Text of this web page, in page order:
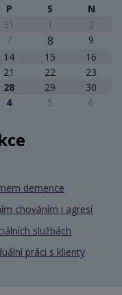
P S
N
31 1
2
7 8
9
14 15
16
21 22
23
28 29
30
4 5 6
demence
chováním i agresí
službách
práci s klienty